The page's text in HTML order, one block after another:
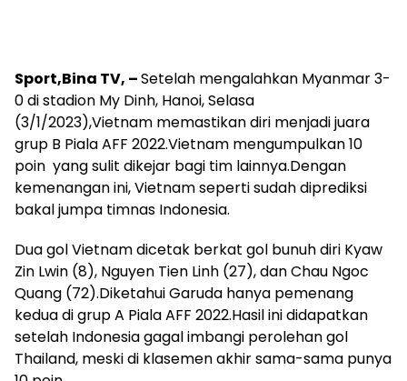
Sport,Bina TV, –Setelah mengalahkan Myanmar 3-
0 di stadion My Dinh, Hanoi, Selasa
(3/1/2023),Vietnam memastikan diri menjadi juara
grup B Piala AFF 2022.Vietnam mengumpulkan 10
poin yang sulit dikejar bagi tim lainnya.Dengan
kemenangan ini, Vietnam seperti sudah diprediksi
bakal jumpa timnas Indonesia.
Dua gol Vietnam dicetak berkat gol bunuh diri Kyaw
Zin Lwin (8), Nguyen Tien Linh (27), dan Chau Ngoc
Quang (72).Diketahui Garuda hanya pemenang
kedua di grup A Piala AFF 2022.Hasil ini didapatkan
setelah Indonesia gagal imbangi perolehan gol
Thailand, meski di klasemen akhir sama-sama punya